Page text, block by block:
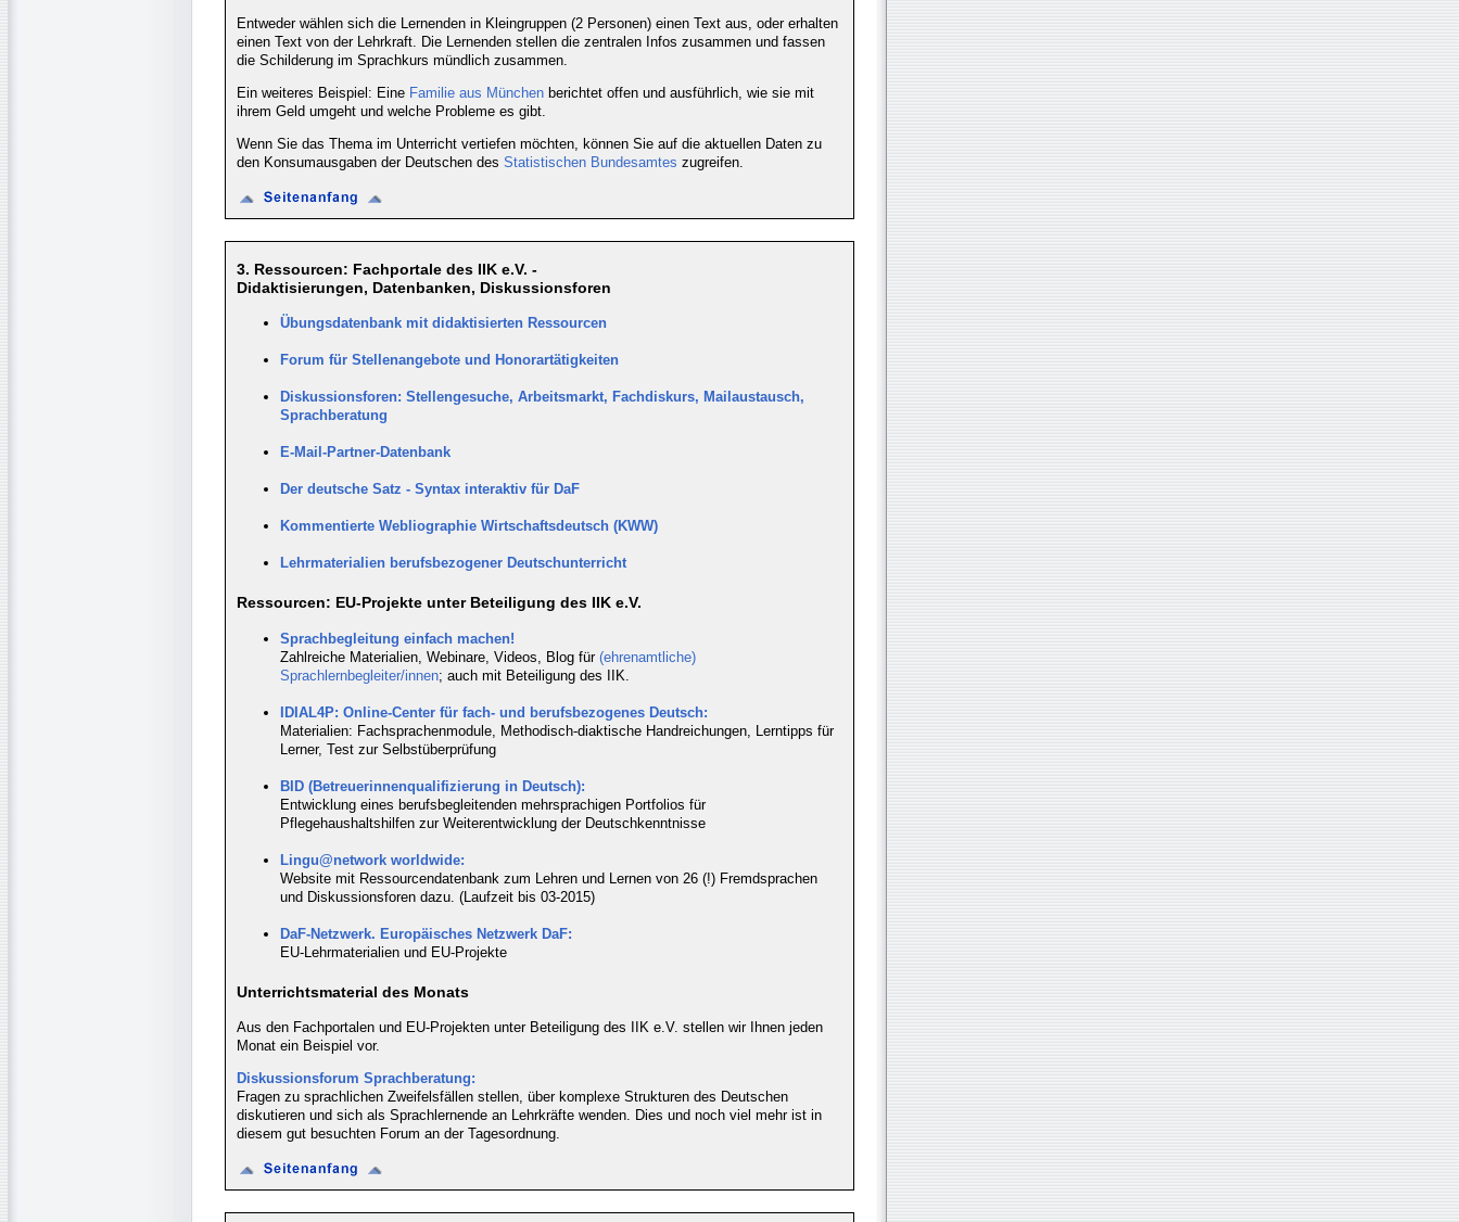
Entweder wählen sich die Lernenden in Kleingruppen (2 Personen) einen Text aus, oder erhalten
einen Text von der Lehrkraft. Die Lernenden stellen die zentralen Infos zusammen und fassen
die Schilderung im Sprachkurs mündlich zusammen.
Ein weiteres Beispiel: Eine Familie aus München berichtet offen und ausführlich, wie sie mit
ihrem Geld umgeht und welche Probleme es gibt.
Wenn Sie das Thema im Unterricht vertiefen möchten, können Sie auf die aktuellen Daten zu
den Konsumausgaben der Deutschen des Statistischen Bundesamtes zugreifen.
3. Ressourcen: Fachportale des IIK e.V. -
Didaktisierungen, Datenbanken, Diskussionsforen
Übungsdatenbank mit didaktisierten Ressourcen
Forum für Stellenangebote und Honorartätigkeiten
Diskussionsforen: Stellengesuche, Arbeitsmarkt, Fachdiskurs, Mailaustausch,
Sprachberatung
E-Mail-Partner-Datenbank
Der deutsche Satz - Syntax interaktiv für DaF
Kommentierte Webliographie Wirtschaftsdeutsch (KWW)
Lehrmaterialien berufsbezogener Deutschunterricht
Ressourcen: EU-Projekte unter Beteiligung des IIK e.V.
Sprachbegleitung einfach machen!
Zahlreiche Materialien, Webinare, Videos, Blog für (ehrenamtliche)
Sprachlernbegleiter/innen; auch mit Beteiligung des IIK.
IDIAL4P: Online-Center für fach- und berufsbezogenes Deutsch:
Materialien: Fachsprachenmodule, Methodisch-diaktische Handreichungen, Lerntipps für
Lerner, Test zur Selbstüberprüfung
BID (Betreuerinnenqualifizierung in Deutsch):
Entwicklung eines berufsbegleitenden mehrsprachigen Portfolios für
Pflegehaushaltshilfen zur Weiterentwicklung der Deutschkenntnisse
Lingu@network worldwide:
Website mit Ressourcendatenbank zum Lehren und Lernen von 26 (!) Fremdsprachen
und Diskussionsforen dazu. (Laufzeit bis 03-2015)
DaF-Netzwerk. Europäisches Netzwerk DaF:
EU-Lehrmaterialien und EU-Projekte
Unterrichtsmaterial des Monats
Aus den Fachportalen und EU-Projekten unter Beteiligung des IIK e.V. stellen wir Ihnen jeden
Monat ein Beispiel vor.
Diskussionsforum Sprachberatung:
Fragen zu sprachlichen Zweifelsfällen stellen, über komplexe Strukturen des Deutschen
diskutieren und sich als Sprachlernende an Lehrkräfte wenden. Dies und noch viel mehr ist in
diesem gut besuchten Forum an der Tagesordnung.